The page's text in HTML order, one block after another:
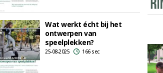
Wat werkt écht bij het
ontwerpen van
speelplekken?
25-08-2025 166 sec